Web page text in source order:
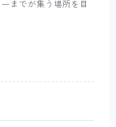
までが集う場所を目